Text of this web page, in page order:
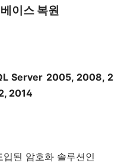
이스 복원
Server 2005, 2008, 2
2014
된 암호화 솔루션인